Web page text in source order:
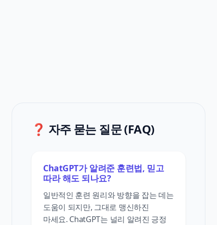
❓ 자주 묻는 질문 (FAQ)
ChatGPT가 알려준 훈련법, 믿고
따라 해도 되나요?
일반적인 훈련 원리와 방향을 잡는 데는
도움이 되지만, 그대로 맹신하진
마세요. ChatGPT는 널리 알려진 긍정